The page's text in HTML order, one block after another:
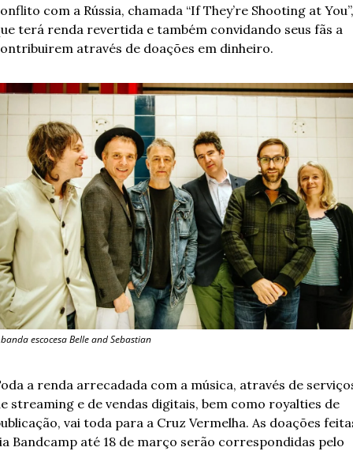
com a Rússia, chamada “If They’re Shooting at You”,
terá renda revertida e também convidando seus fãs a
através de doações em dinheiro.
escocesa Belle and Sebastian
a renda arrecadada com a música, através de
streaming e de vendas digitais, bem como royalties de
vai toda para a Cruz Vermelha. As doações
Bandcamp até 18 de março serão correspondidas pelo